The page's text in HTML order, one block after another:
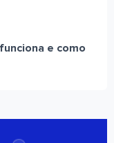
e como